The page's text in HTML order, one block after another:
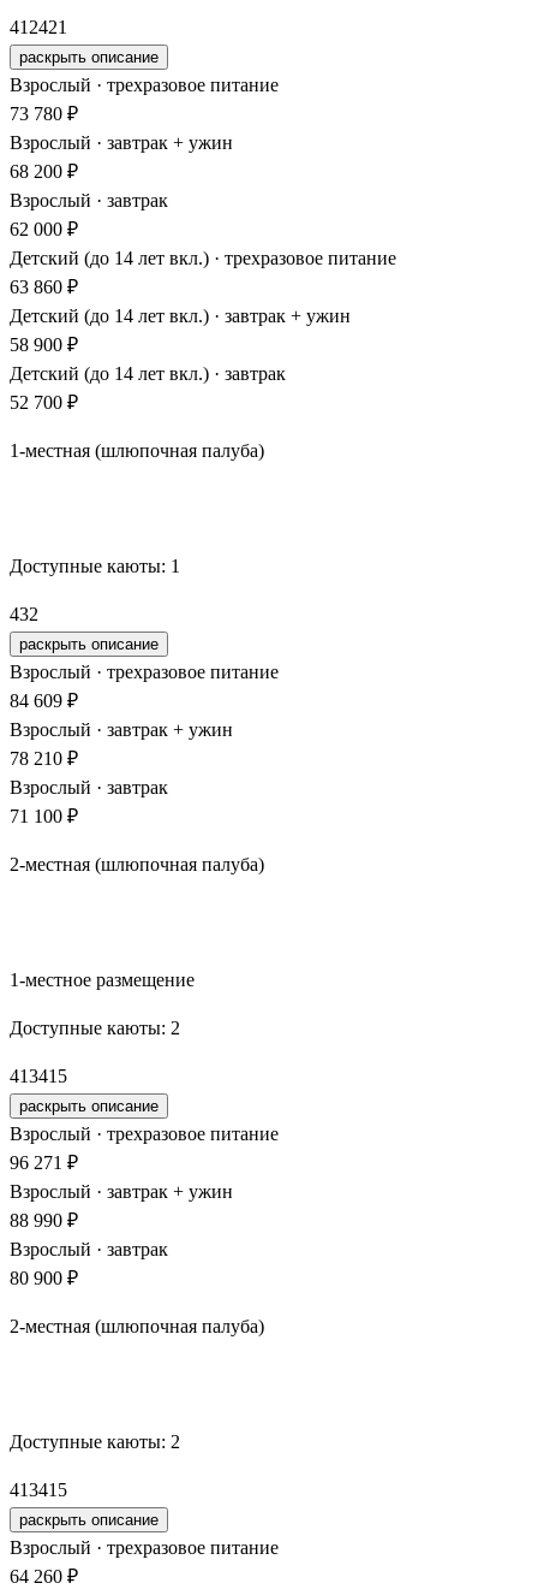
412421
раскрыть описание
Взрослый · трехразовое питание
73 780 ₽
Взрослый · завтрак + ужин
68 200 ₽
Взрослый · завтрак
62 000 ₽
Детский (до 14 лет вкл.) · трехразовое питание
63 860 ₽
Детский (до 14 лет вкл.) · завтрак + ужин
58 900 ₽
Детский (до 14 лет вкл.) · завтрак
52 700 ₽
1-местная (шлюпочная палуба)
Доступные каюты: 1
432
раскрыть описание
Взрослый · трехразовое питание
84 609 ₽
Взрослый · завтрак + ужин
78 210 ₽
Взрослый · завтрак
71 100 ₽
2-местная (шлюпочная палуба)
1-местное размещение
Доступные каюты: 2
413415
раскрыть описание
Взрослый · трехразовое питание
96 271 ₽
Взрослый · завтрак + ужин
88 990 ₽
Взрослый · завтрак
80 900 ₽
2-местная (шлюпочная палуба)
Доступные каюты: 2
413415
раскрыть описание
Взрослый · трехразовое питание
64 260 ₽